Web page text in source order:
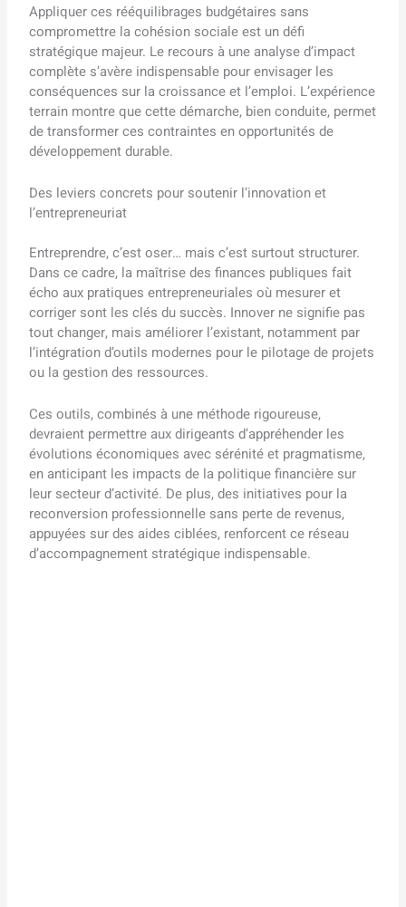
Appliquer ces rééquilibrages budgétaires sans
compromettre la cohésion sociale est un défi
stratégique majeur. Le recours à une analyse d’impact
complète s’avère indispensable pour envisager les
conséquences sur la croissance et l’emploi. L’expérience
terrain montre que cette démarche, bien conduite, permet
de transformer ces contraintes en opportunités de
développement durable.
Des leviers concrets pour soutenir l’innovation et
l’entrepreneuriat
Entreprendre, c’est oser… mais c’est surtout structurer.
Dans ce cadre, la maîtrise des finances publiques fait
écho aux pratiques entrepreneuriales où mesurer et
corriger sont les clés du succès. Innover ne signifie pas
tout changer, mais améliorer l’existant, notamment par
l’intégration d’outils modernes pour le pilotage de projets
ou la gestion des ressources.
Ces outils, combinés à une méthode rigoureuse,
devraient permettre aux dirigeants d’appréhender les
évolutions économiques avec sérénité et pragmatisme,
en anticipant les impacts de la politique financière sur
leur secteur d’activité. De plus, des initiatives pour la
reconversion professionnelle sans perte de revenus,
appuyées sur des aides ciblées, renforcent ce réseau
d’accompagnement stratégique indispensable.